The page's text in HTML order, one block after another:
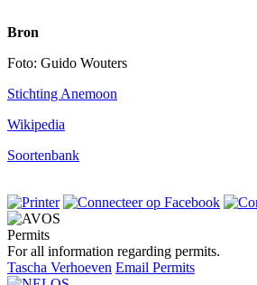
Bron
Foto: Guido Wouters
Stichting Anemoon
Wikipedia
Soortenbank
Permits
For all information regarding permits.
Tascha Verhoeven Email Permits